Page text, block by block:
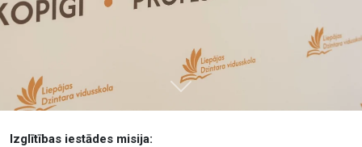
Tālāk
Izglītības iestādes misija: